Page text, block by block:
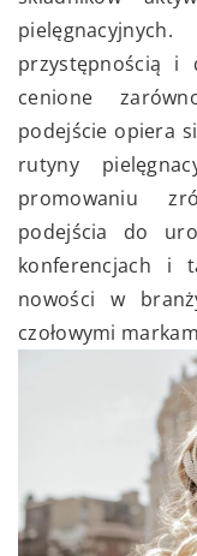
przystępnością i
cenione
podejście opiera
rutyny
promowaniu
podejścia do
konferencjach i
nowości w
czołowymi